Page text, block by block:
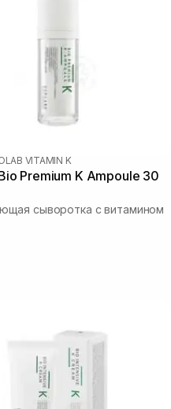
VITAMIN K
Premium K Ampoule 30
сыворотка с витамином